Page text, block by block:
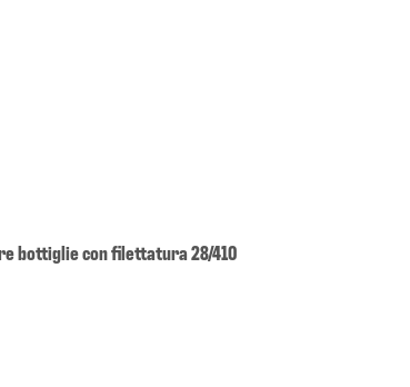
bottiglie con filettatura 28/410